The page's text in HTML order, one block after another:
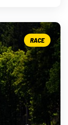
RACE